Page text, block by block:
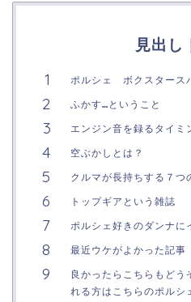
見出し
ポルシェ ボクスタース
ふかす…ということ
エンジン音を録るタイミ
空ぶかしとは？
クルマが長持ちする７つ
トップギアという雑誌
ポルシェ好きのダンナに
最近ウケがよかった記事
良かったらこちらもど
れる方はこちらのポル